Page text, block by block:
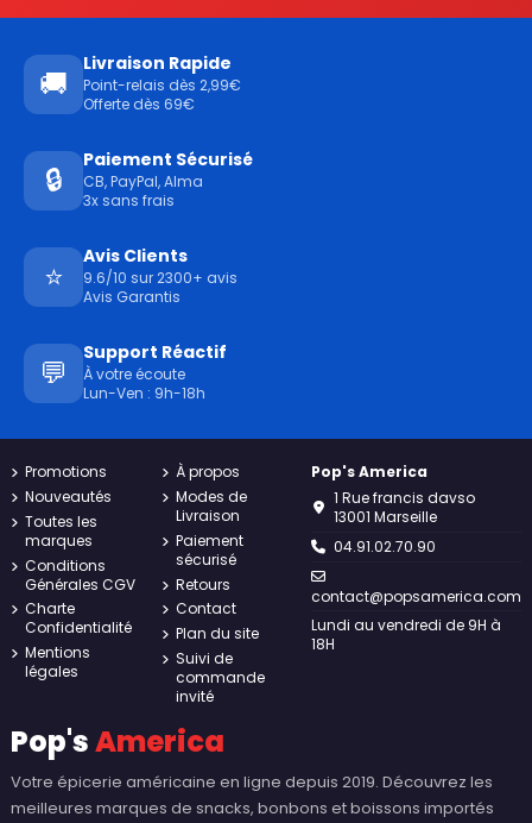
🚚
Livraison Rapide
Point-relais dès 2,99€
Offerte dès 69€
🔒
Paiement Sécurisé
CB, PayPal, Alma
3x sans frais
⭐
Avis Clients
9.6/10 sur 2300+ avis
Avis Garantis
💬
Support Réactif
À votre écoute
Lun-Ven : 9h-18h
Promotions
Nouveautés
Toutes les
marques
Conditions
Générales CGV
Charte
Confidentialité
Mentions
légales
À propos
Modes de
Livraison
Paiement
sécurisé
Retours
Contact
Plan du site
Suivi de
commande
invité
Pop's America
1 Rue francis davso
13001 Marseille
04.91.02.70.90
contact@popsamerica.com
Lundi au vendredi de 9H à
18H
Pop'sAmerica
Votre épicerie américaine en ligne depuis 2019. Découvrez les
meilleures marques de snacks, bonbons et boissons importés